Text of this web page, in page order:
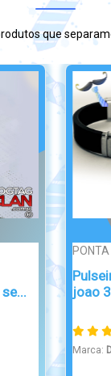
que
Dog
Minas
Marca: